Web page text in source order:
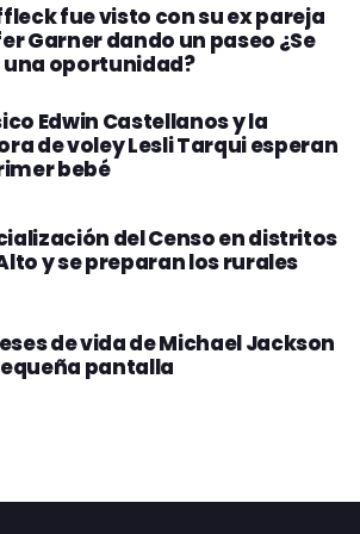
fue visto con su ex pareja
Garner dando un paseo ¿Se
oportunidad?
Edwin Castellanos y la
de voley Lesli Tarqui esperan
bebé
del Censo en distritos
y se preparan los rurales
de vida de Michael Jackson
pantalla